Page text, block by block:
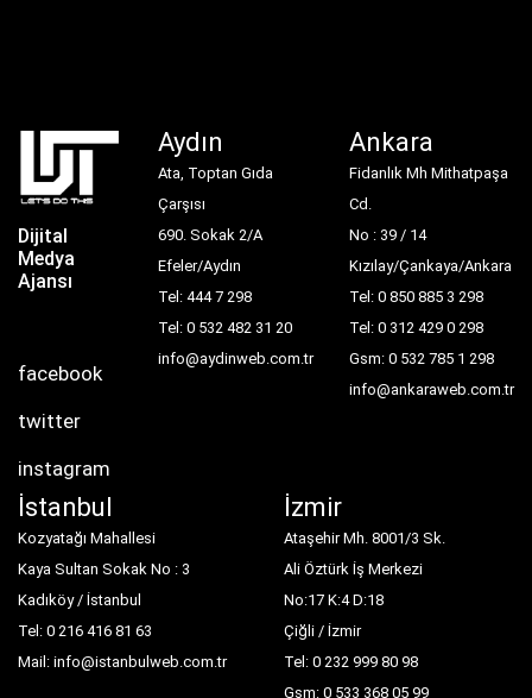
Dijital
Medya
Ajansı
facebook
twitter
instagram
Aydın
Ata, Toptan Gıda
Çarşısı
690. Sokak 2/A
Efeler/Aydın
Tel: 444 7 298
Tel: 0 532 482 31 20
info@aydinweb.com.tr
Ankara
Fidanlık Mh Mithatpaşa
Cd.
No : 39 / 14
Kızılay/Çankaya/Ankara
Tel: 0 850 885 3 298
Tel: 0 312 429 0 298
Gsm: 0 532 785 1 298
info@ankaraweb.com.tr
İstanbul
Kozyatağı Mahallesi
Kaya Sultan Sokak No : 3
Kadıköy / İstanbul
Tel: 0 216 416 81 63
Mail: info@istanbulweb.com.tr
İzmir
Ataşehir Mh. 8001/3 Sk.
Ali Öztürk İş Merkezi
No:17 K:4 D:18
Çiğli / İzmir
Tel: 0 232 999 80 98
Gsm: 0 533 368 05 99